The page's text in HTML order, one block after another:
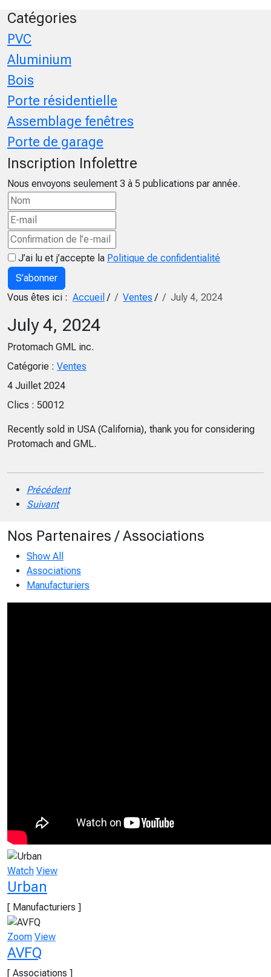
Catégories
PVC
Aluminium
Bois
Porte résidentielle
Assemblage fenêtres
Porte de garage
Inscription Infolettre
Nous envoyons seulement 3 à 5 publications par année.
J’ai lu et j’accepte la Politique de confidentialité
S’abonner
Vous êtes ici : Accueil / Ventes / July 4, 2024
July 4, 2024
Protomach GML inc.
Catégorie : Ventes
4 Juillet 2024
Clics : 50012
Recently sold in USA (California), thank you for considering
Protomach and GML.
Précédent
Suivant
Nos Partenaires / Associations
Show All
Associations
Manufacturiers
Watch View
Urban
[ Manufacturiers ]
Zoom View
AVFQ
[ Associations ]